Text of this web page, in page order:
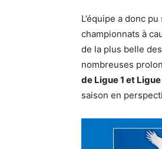
L’équipe a donc
championnats à
de la plus belle
nombreuses
de Ligue 1 et
saison en